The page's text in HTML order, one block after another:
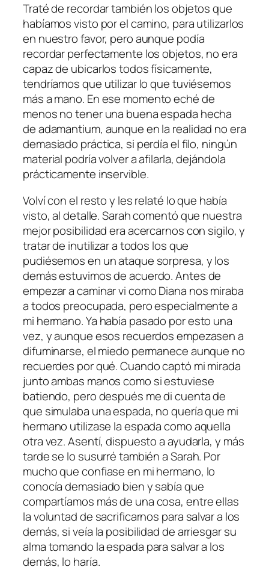
Traté de recordar también los objetos que
habíamos visto por el camino, para utilizarlos
en nuestro favor, pero aunque podía
recordar perfectamente los objetos, no era
capaz de ubicarlos todos físicamente,
tendríamos que utilizar lo que tuviésemos
más a mano. En ese momento eché de
menos no tener una buena espada hecha
de adamantium, aunque en la realidad no era
demasiado práctica, si perdía el filo, ningún
material podría volver a afilarla, dejándola
prácticamente inservible.
Volví con el resto y les relaté lo que había
visto, al detalle. Sarah comentó que nuestra
mejor posibilidad era acercarnos con sigilo, y
tratar de inutilizar a todos los que
pudiésemos en un ataque sorpresa, y los
demás estuvimos de acuerdo. Antes de
empezar a caminar vi como Diana nos miraba
a todos preocupada, pero especialmente a
mi hermano. Ya había pasado por esto una
vez, y aunque esos recuerdos empezasen a
difuminarse, el miedo permanece aunque no
recuerdes por qué. Cuando captó mi mirada
junto ambas manos como si estuviese
batiendo, pero después me di cuenta de
que simulaba una espada, no quería que mi
hermano utilizase la espada como aquella
otra vez. Asentí, dispuesto a ayudarla, y más
tarde se lo susurré también a Sarah. Por
mucho que confiase en mi hermano, lo
conocía demasiado bien y sabía que
compartíamos más de una cosa, entre ellas
la voluntad de sacrificarnos para salvar a los
demás, si veía la posibilidad de arriesgar su
alma tomando la espada para salvar a los
demás, lo haría.